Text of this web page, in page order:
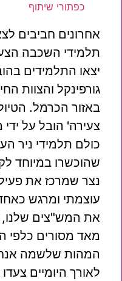
כפתורי שיתוף
אחרונים חביבים
תלמידי השכבה
יצאו התלמידים
גורפינקל והצוות
באזור הכרמל.
צעירה' הובל על
כולם תלמידי ניר
שהוכשרו במיוחד
נצר שמרכז את
עוצמתי ומרגש
את המש"צים שלנו,
מאד מסורים כלפי
המהות שלשמה
לאורך היומיים